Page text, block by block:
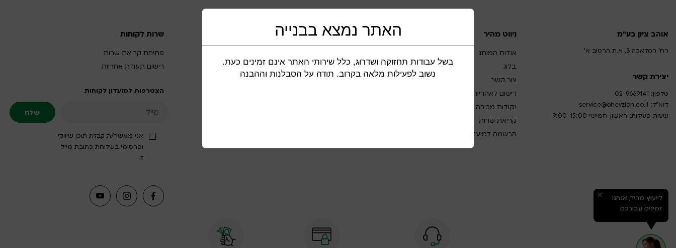
אוהב ציון בע"מ
רח' המלאכה 3, א.ת הרטוב א'
יצירת קשר
טלפון: 02-9669141
דוא”ל: service@ohevzion.co.il
שעות פעילות: ראשון-חמישי 9:00-15:00
ניווט מהיר
אודות המותג
בלוג
צור קשר
רישום לאחריות
נקודות מכירה
קריאת שרות
הרשמה למועדון לקוחות
כלי עבודה וגינון
הברגה וקידוח
מוצרים לבית שרות לקוחות
פתיחת קריאת שרות
רישום תעודת אחריות
הצטרפות למועדון לקוחות
אני מאשר/ת קבלת תוכן שיווקי
ופרסומי בשליחת כתובת מייל
זו
לייעוץ מהיר, אנחנו
זמינים עבורכם
האתר נמצא בבנייה
בשל עבודות תחזוקה ושדרוג, כלל שירותי האתר אינם זמינים כעת.
נשוב לפעילות מלאה בקרוב. תודה על הסבלנות וההבנה